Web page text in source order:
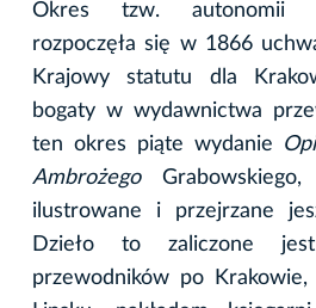
Okres tzw. autonomii
rozpoczęła się w 1866
Krajowy statutu dla
bogaty w wydawnictwa
ten okres piąte wydanie
AmbrożegoGrabowskiego,
ilustrowane i przejrzane
Dzieło to zaliczone
przewodników po